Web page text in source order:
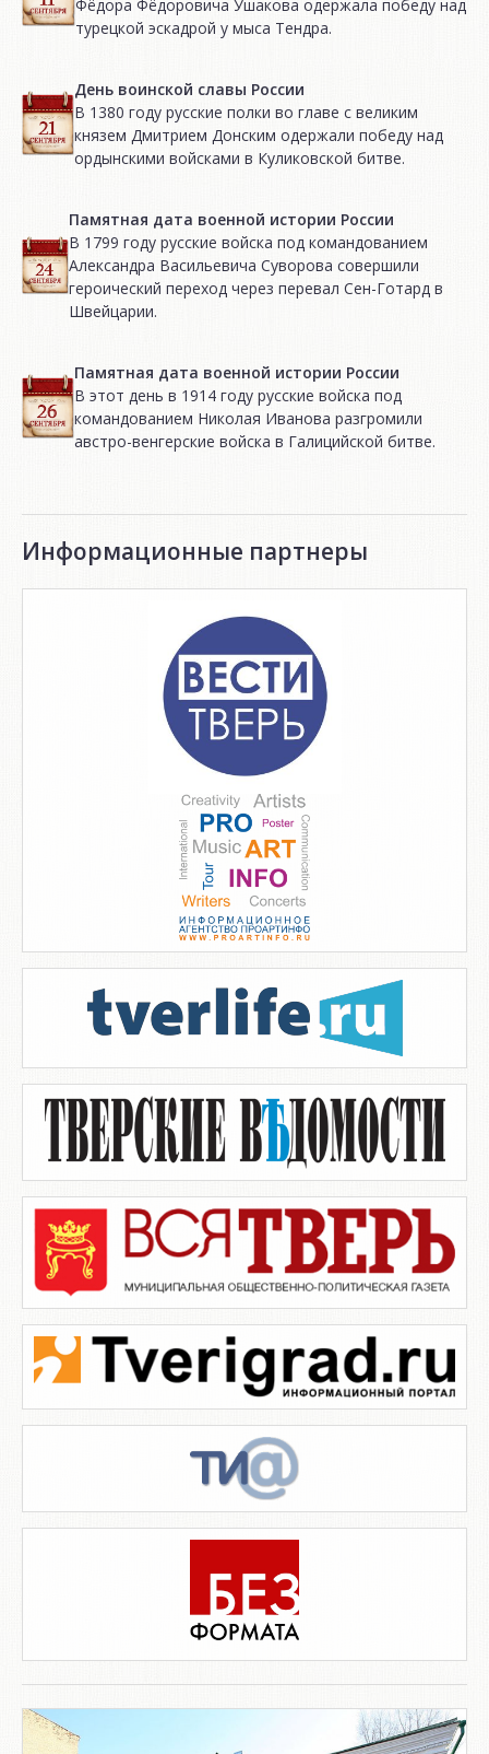
Фёдора Фёдоровича Ушакова одержала победу над
турецкой эскадрой у мыса Тендра.
День воинской славы России
В 1380 году русские полки во главе с великим
князем Дмитрием Донским одержали победу над
ордынскими войсками в Куликовской битве.
Памятная дата военной истории России
В 1799 году русские войска под командованием
Александра Васильевича Суворова совершили
героический переход через перевал Сен-Готард в
Швейцарии.
Памятная дата военной истории России
В этот день в 1914 году русские войска под
командованием Николая Иванова разгромили
австро-венгерские войска в Галицийской битве.
Информационные партнеры